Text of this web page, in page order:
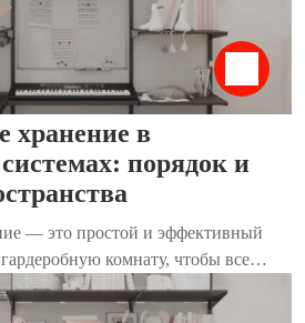
принципы КонМари к хранению
современные гардеробные
дополняют метод, делая гардероб
и удобным.
хранение в
порядок и
— это простой и эффективный
комнату, чтобы все
доступны и не создавали
японской эксперткой